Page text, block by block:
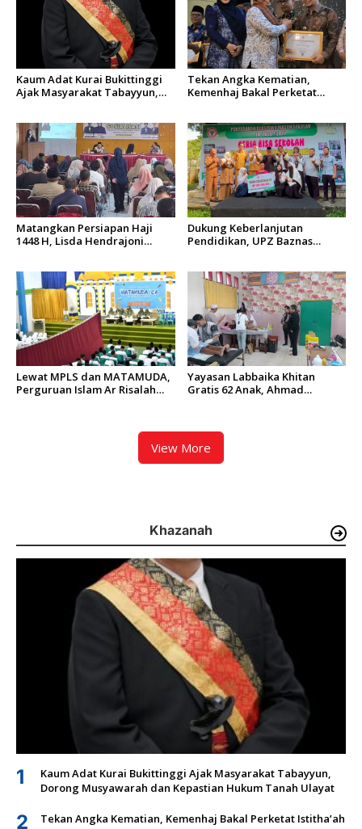
Kaum Adat Kurai Bukittinggi
Ajak Masyarakat Tabayyun,
Ulayat
Tekan Angka Kematian,
Kemenhaj Bakal Perketat
Matangkan Persiapan Haji
1448 H, Lisda Hendrajoni
Dukung Keberlanjutan
Pendidikan, UPZ Baznas
Lewat MPLS dan MATAMUDA,
Perguruan Islam Ar Risalah
Yayasan Labbaika Khitan
Gratis 62 Anak, Ahmad
View More
Khazanah
1
Kaum Adat Kurai Bukittinggi Ajak Masyarakat Tabayyun,
Dorong Musyawarah dan Kepastian Hukum Tanah Ulayat
2
Tekan Angka Kematian, Kemenhaj Bakal Perketat Istitha’ah